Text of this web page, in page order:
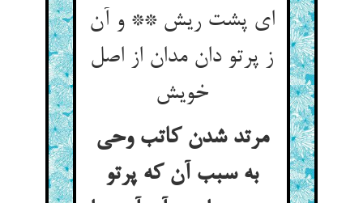
ای پشت ریش ** و آن
ز پرتو دان مدان از اصل
خویش‌‌
مرتد شدن کاتب وحی
به سبب آن که پرتو